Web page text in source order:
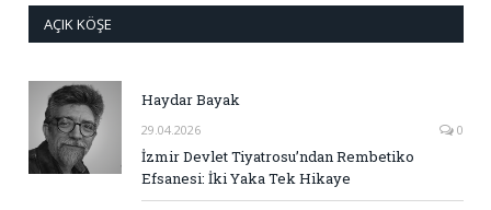
AÇIK KÖŞE
Haydar Bayak
29.04.2026 0
İzmir Devlet Tiyatrosu’ndan Rembetiko
Efsanesi: İki Yaka Tek Hikaye